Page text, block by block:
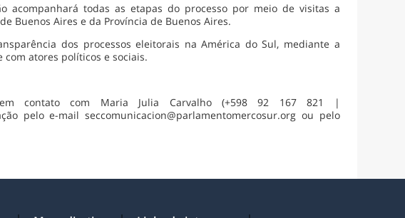
acompanhará todas as etapas do processo por meio de visitas a
Buenos Aires e da Província de Buenos Aires.
dos processos eleitorais na América do Sul, mediante a
atores políticos e sociais.
em contato com Maria Julia Carvalho (+598 92 167 821 |
pelo e-mail seccomunicacion@parlamentomercosur.org ou pelo